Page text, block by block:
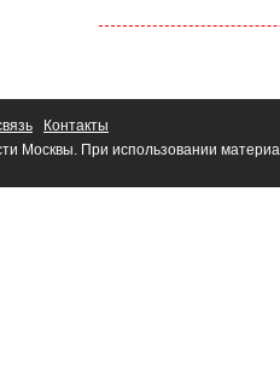
Контакты
Москвы. При использовании